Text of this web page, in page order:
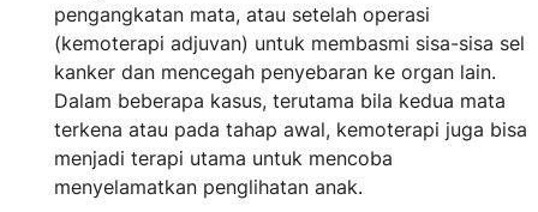
pengangkatan mata, atau setelah operasi
(kemoterapi adjuvan) untuk membasmi sisa-sisa sel
kanker dan mencegah penyebaran ke organ lain.
Dalam beberapa kasus, terutama bila kedua mata
terkena atau pada tahap awal, kemoterapi juga bisa
menjadi terapi utama untuk mencoba
menyelamatkan penglihatan anak.